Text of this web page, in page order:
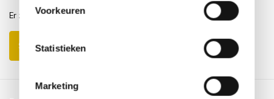
Voorkeuren
Statistieken
Marketing
Er zijn nog geen reviews geschreven over dit product..
Schrijf je eigen review